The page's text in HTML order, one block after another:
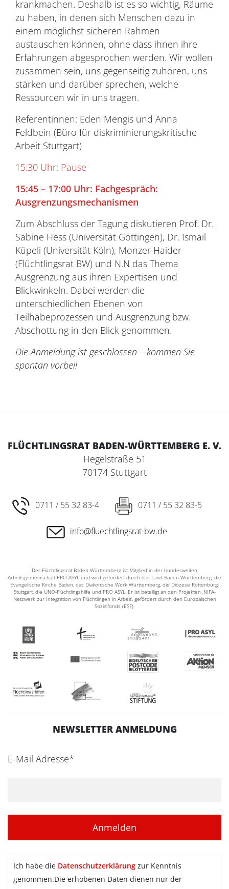
krankmachen. Deshalb ist es so wichtig, Räume
zu haben, in denen sich Menschen dazu in
einem möglichst sicheren Rahmen
austauschen können, ohne dass ihnen ihre
Erfahrungen abgesprochen werden. Wir wollen
zusammen sein, uns gegenseitig zuhören, uns
stärken und darüber sprechen, welche
Ressourcen wir in uns tragen.
Referentinnen: Eden Mengis und Anna
Feldbein (Büro für diskriminierungskritische
Arbeit Stuttgart)
15:30 Uhr: Pause
15:45 – 17:00 Uhr: Fachgespräch:
Ausgrenzungsmechanismen
Zum Abschluss der Tagung diskutieren Prof. Dr.
Sabine Hess (Universität Göttingen), Dr. Ismail
Küpeli (Universität Köln), Monzer Haider
(Flüchtlingsrat BW) und N.N das Thema
Ausgrenzung aus ihren Expertisen und
Blickwinkeln. Dabei werden die
unterschiedlichen Ebenen von
Teilhabeprozessen und Ausgrenzung bzw.
Abschottung in den Blick genommen.
Die Anmeldung ist geschlossen – kommen Sie
spontan vorbei!
FLÜCHTLINGSRAT BADEN-WÜRTTEMBERG E. V.
Hegelstraße 51
70174 Stuttgart
0711 / 55 32 83-4 0711 / 55 32 83-5
info@fluechtlingsrat-bw.de
Der Flüchtlingsrat Baden-Württemberg ist Mitglied in der bundesweiten
Arbeitsgemeinschaft PRO ASYL und wird gefördert durch das Land Baden-Württemberg, die
Evangelische Kirche Baden, das Diakonische Werk Württemberg, die Diözese Rottenburg-
Stuttgart, die UNO-Flüchtlingshilfe und PRO ASYL. Er ist beteiligt an den Projekten ‚NIFA-
Netzwerk zur Integration von Flüchtlingen in Arbeit‘, gefördert durch den Europäischen
Sozialfonds (ESF).
NEWSLETTER ANMELDUNG
E-Mail Adresse*
Ich habe die Datenschutzerklärung zur Kenntnis
genommen.Die erhobenen Daten dienen nur der